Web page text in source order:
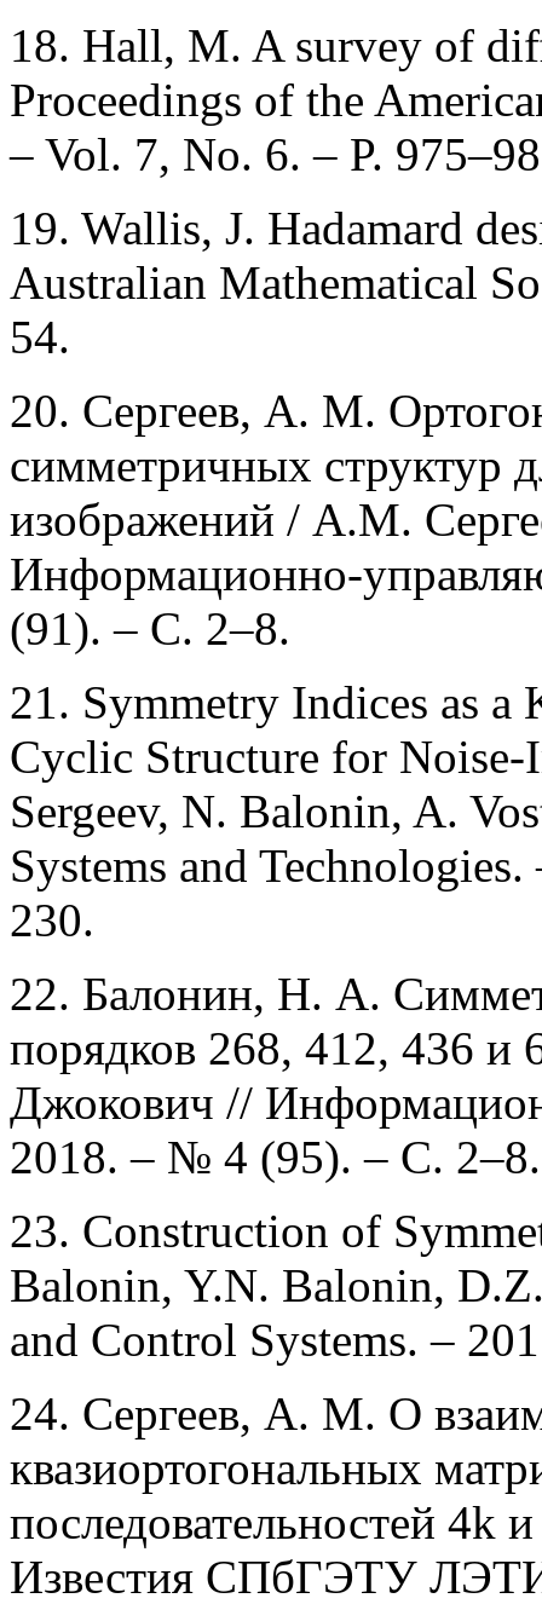
18. Hall, M. A survey of
Proceedings of the
– Vol. 7, No. 6. – P.
19. Wallis, J. Hadamard
Australian Mathematical
54.
20. Сергеев, А. М.
симметричных структур
изображений / А.М.
Информационно-
(91). – С. 2–8.
21. Symmetry Indices as
Cyclic Structure for Noise-
Sergeev, N. Balonin, A.
Systems and
230.
22. Балонин, Н. А.
порядков 268, 412, 436
Джокович //
2018. – № 4 (95). – С. 2–8.
23. Construction of
Balonin, Y.N. Balonin,
and Control Systems. –
24. Сергеев, А. М. О
квазиортогональных
последовательностей
Известия СПбГЭТУ